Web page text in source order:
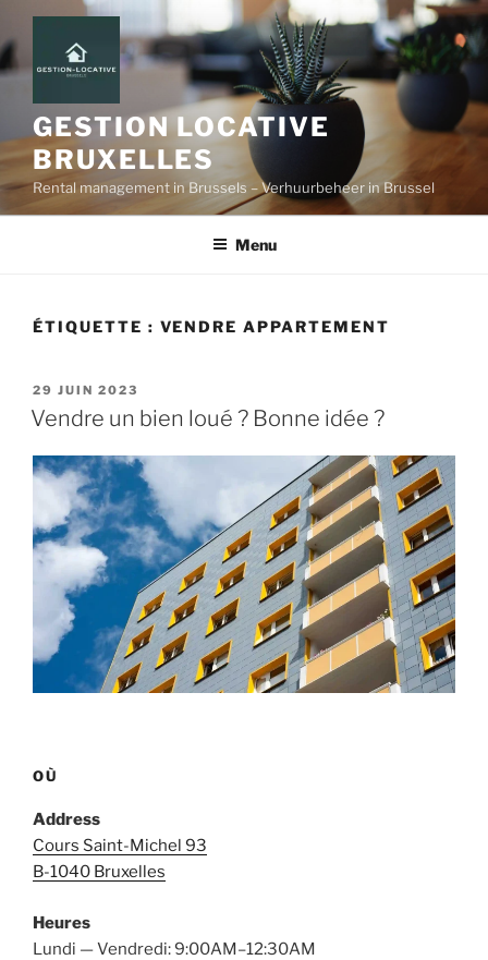
Aller
au
contenu
GESTION LOCATIVE
BRUXELLES
Rental management in Brussels – Verhuurbeheer in Brussel
Menu
ÉTIQUETTE : VENDRE APPARTEMENT
PUBLIÉ
LE
29 JUIN 2023
Vendre un bien loué ? Bonne idée ?
OÙ
Address
Cours Saint-Michel 93
B-1040 Bruxelles
Heures
Lundi — Vendredi: 9:00AM–12:30AM